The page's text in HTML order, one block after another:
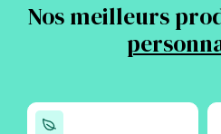
Nos meilleurs